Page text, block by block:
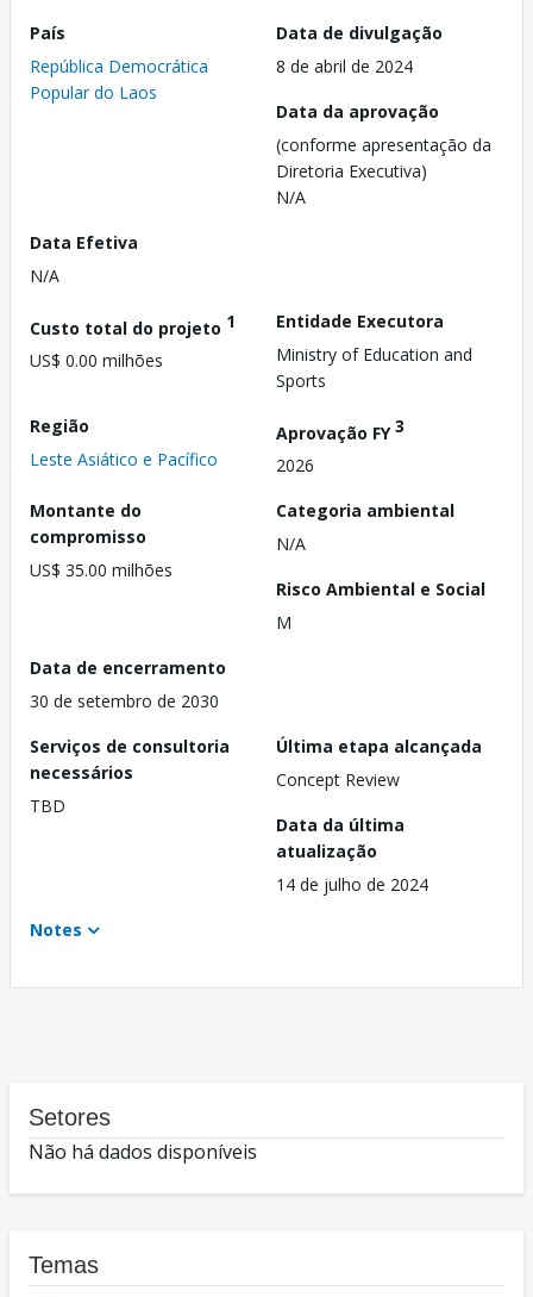
País
República Democrática
Popular do Laos
Data de divulgação
8 de abril de 2024
Data da aprovação
(conforme apresentação da
Diretoria Executiva)
N/A
Data Efetiva
N/A
Custo total do projeto 1
US$ 0.00 milhões
Entidade Executora
Ministry of Education and
Sports
Região
Leste Asiático e Pacífico
Aprovação FY3
2026
Montante do
compromisso
US$ 35.00 milhões
Categoria ambiental
N/A
Risco Ambiental e Social
M
Data de encerramento
30 de setembro de 2030
Serviços de consultoria
necessários
TBD
Última etapa alcançada
Concept Review
Data da última
atualização
14 de julho de 2024
Notes
Setores
Não há dados disponíveis
Temas